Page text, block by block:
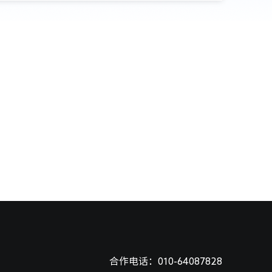
合作电话：010-64087828